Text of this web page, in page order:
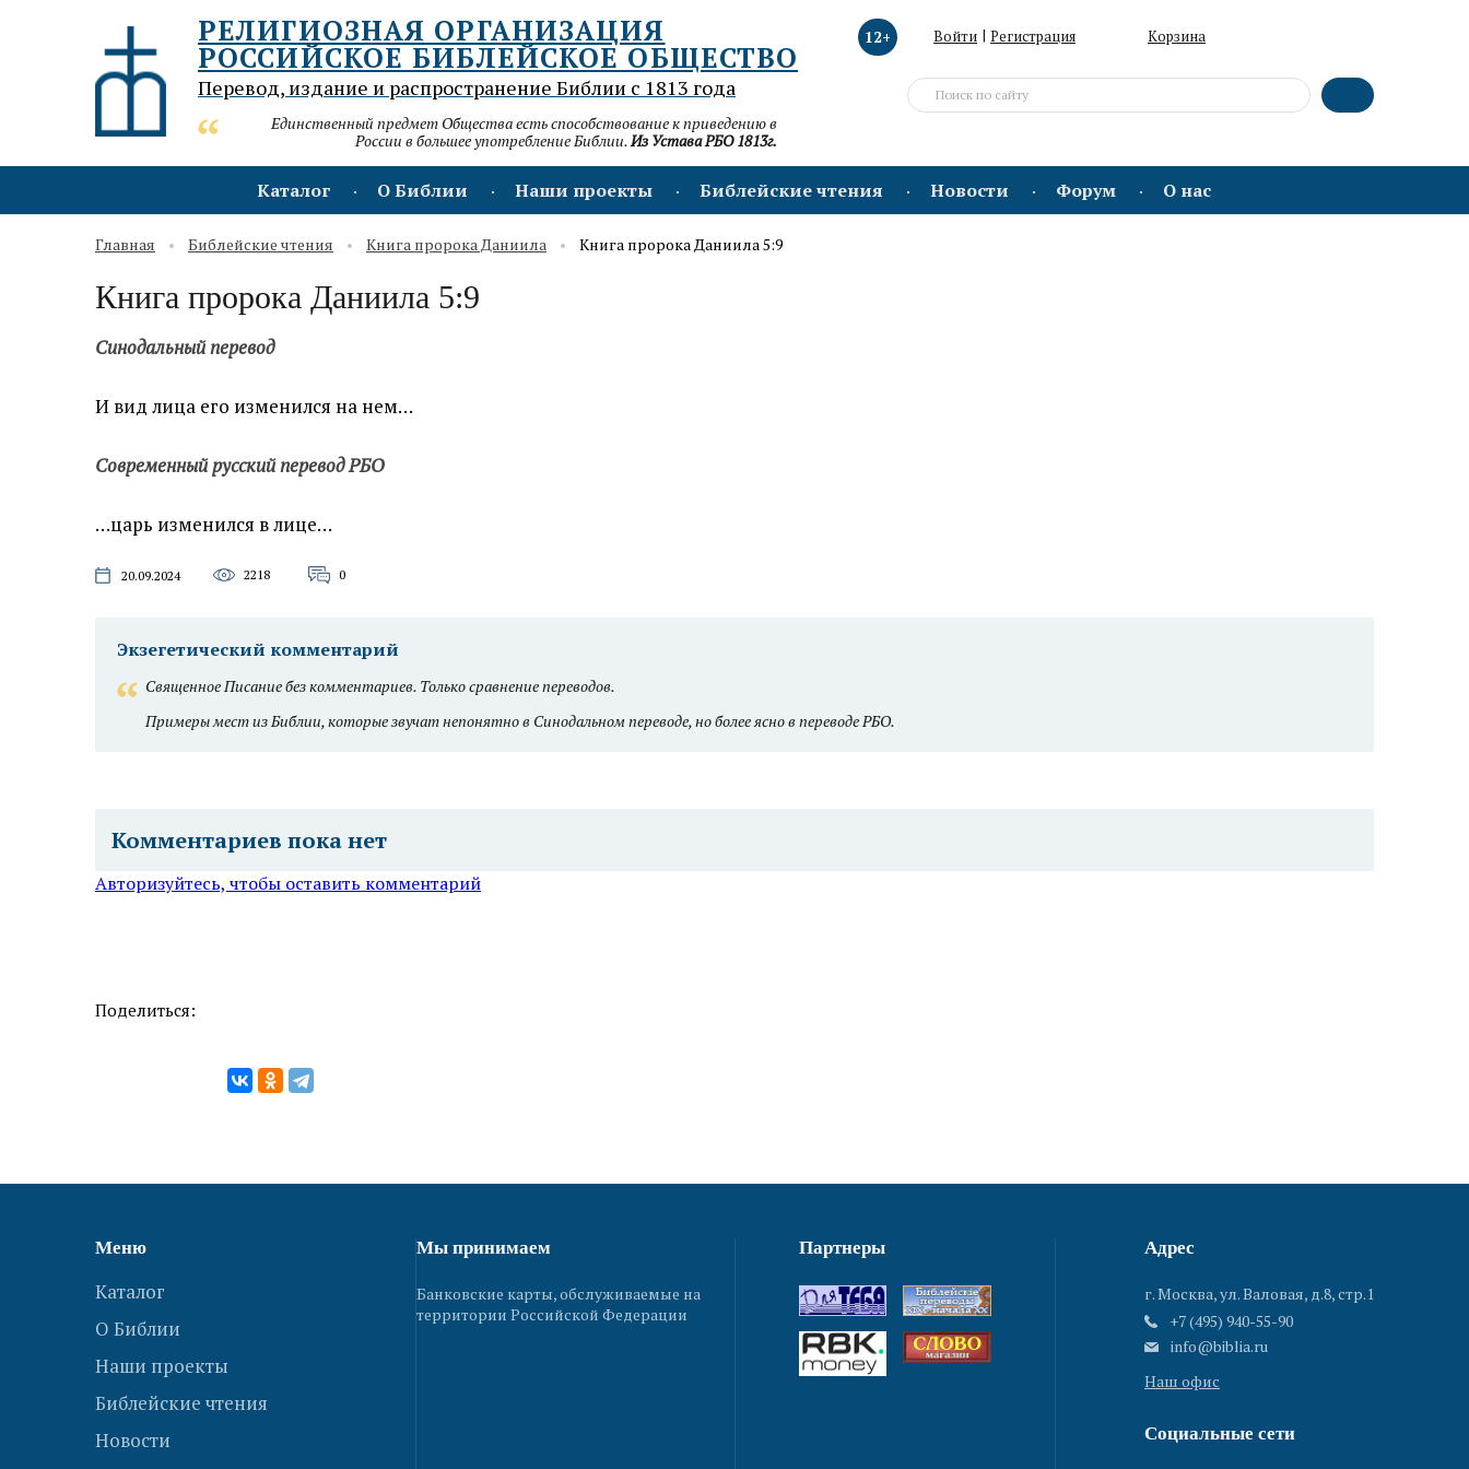
РЕЛИГИОЗНАЯ ОРГАНИЗАЦИЯ
РОССИЙСКОЕ БИБЛЕЙСКОЕ ОБЩЕСТВО
Перевод, издание и распространение Библии с 1813 года
Единственный предмет Общества есть способствование к приведению в
России в большее употребление Библии.Из Устава РБО 1813г.
12+ Войти | Регистрация Корзина
Каталог О Библии Наши проекты Библейские чтения Новости Форум О нас
Главная Библейские чтения Книга пророка Даниила Книга пророка Даниила 5:9
Книга пророка Даниила 5:9
Синодальный перевод
И вид лица его изменился на нем…
Современный русский перевод РБО
…царь изменился в лице…
20.09.2024 2218 0
Экзегетический комментарий
Священное Писание без комментариев. Только сравнение переводов.
Примеры мест из Библии, которые звучат непонятно в Синодальном переводе, но более ясно в переводе РБО.
Комментариев пока нет
Авторизуйтесь, чтобы оставить комментарий
Поделиться:
Меню
Каталог
О Библии
Наши проекты
Библейские чтения
Новости
Мы принимаем
Банковские карты, обслуживаемые на
территории Российской Федерации
Партнеры Адрес
г. Москва, ул. Валовая, д.8, стр.1
+7 (495) 940-55-90
info@biblia.ru
Наш офис
Социальные сети